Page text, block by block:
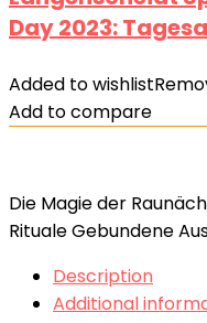
Day 2023:
Added to wishlist
Add to compare
Die Magie der
Rituale Gebundene
Description
Additional